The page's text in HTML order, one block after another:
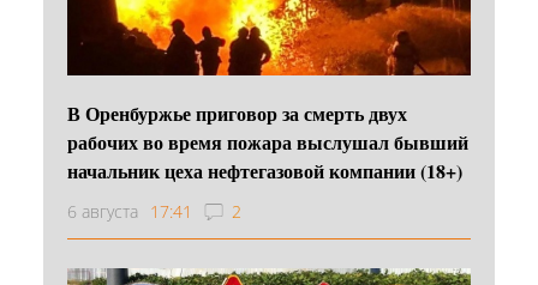
В Оренбуржье приговор за смерть двух
рабочих во время пожара выслушал бывший
начальник цеха нефтегазовой компании (18+)
6 августа 17:41 2